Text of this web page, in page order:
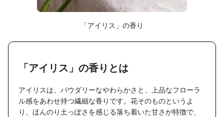
「アイリス」の香り
「アイリス」の香りとは
アイリスは、パウダリーなやわらかさと、上品なフローラ
ル感をあわせ持つ繊細な香りです。花そのものというよ
り、ほんのり土っぽさを感じる落ち着いた甘さが特徴で、